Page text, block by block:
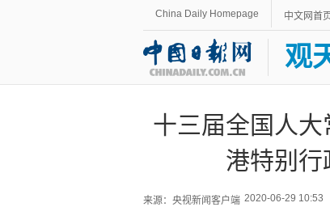
China Daily Homepage 中文网首
观
十三届全国人
港特别
来源：央视新闻客户端 2020-06-29 10:53